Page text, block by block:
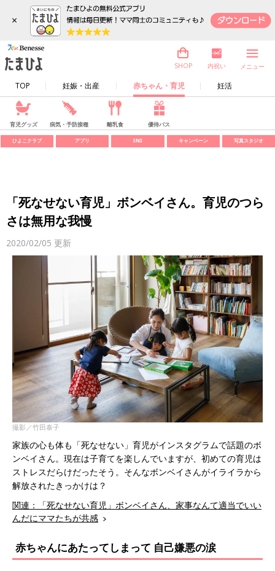
×
TOP 妊娠・出産 赤ちゃん・育児 妊活
SHOP 内祝い メニュー
育児グッズ 病気・予防接種 離乳食 優待パス
ひよこクラブ アプリ SNS キャンペーン 写真スタジオ
「死なせない育児」ボンベイさん。育児のつら
さは無用な我慢
2020/02/05 更新
撮影／竹田泰子
家族の心も体も「死なせない」育児がインスタグラムで話題のボ
ンベイさん。現在は子育てを楽しんでいますが、初めての育児は
ストレスだらけだったそう。そんなボンベイさんがイライラから
解放されたきっかけは？
関連：「死なせない育児」ボンベイさん、家事なんて適当でいい
んだにママたちが共感
赤ちゃんにあたってしまって 自己嫌悪の涙